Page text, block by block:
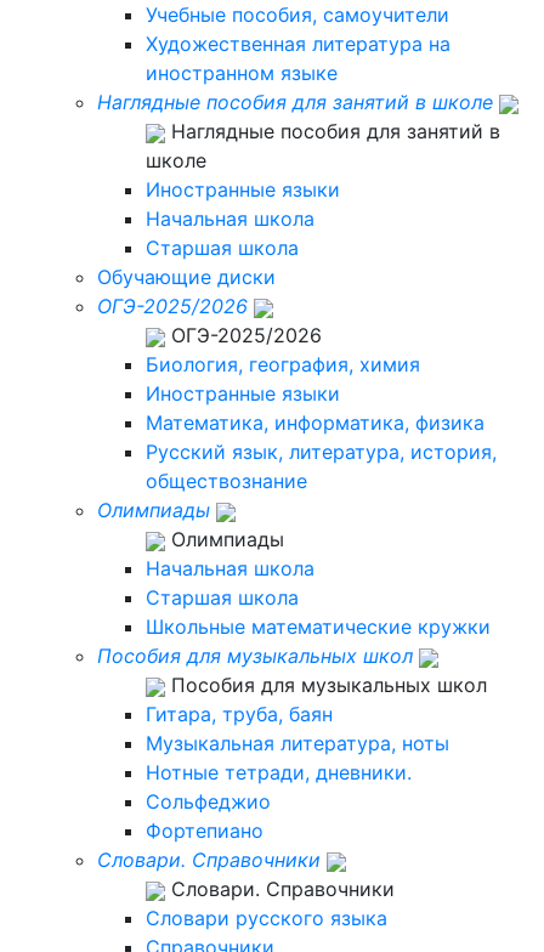
Учебные пособия, самоучители
Художественная литература на
иностранном языке
Наглядные пособия для занятий в школе
Наглядные пособия для занятий в
школе
Иностранные языки
Начальная школа
Старшая школа
Обучающие диски
ОГЭ-2025/2026
ОГЭ-2025/2026
Биология, география, химия
Иностранные языки
Математика, информатика, физика
Русский язык, литература, история,
обществознание
Олимпиады
Олимпиады
Начальная школа
Старшая школа
Школьные математические кружки
Пособия для музыкальных школ
Пособия для музыкальных школ
Гитара, труба, баян
Музыкальная литература, ноты
Нотные тетради, дневники.
Сольфеджио
Фортепиано
Словари. Справочники
Словари. Справочники
Словари русского языка